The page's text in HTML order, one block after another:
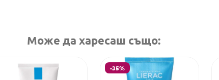
Може да харесаш също:
-35%